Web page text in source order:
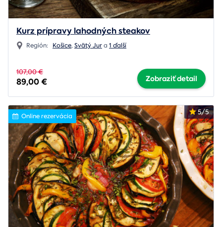
Kurz prípravy lahodných steakov
Región: Košice,Svätý Jura 1 ďalší
107,00 €
89,00 € Zobraziť detail
5/5
Online rezervácia